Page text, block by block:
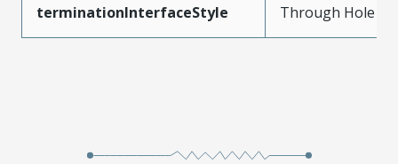
terminationInterfaceStyle Through Hole